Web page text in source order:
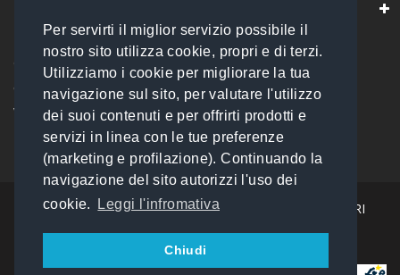
Per servirti il miglior servizio possibile il
nostro sito utilizza cookie, propri e di terzi.
Utilizziamo i cookie per migliorare la tua
navigazione sul sito, per valutare l'utilizzo
dei suoi contenuti e per offrirti prodotti e
servizi in linea con le tue preferenze
(marketing e profilazione). Continuando la
navigazione del sito autorizzi l'uso dei
cookie.
Leggi l'infromativa
Chiudi
PrimaScelta Point
è un marchio di
Global Service B2B Srls a socio unico
Via Tolemaide, 15 - 00192 Roma
P.IVA 14693851009 REA: RM - 1540057
Tel: 06 45548245
info@primasceltapoint.it
I NOSTRI CORRIERI